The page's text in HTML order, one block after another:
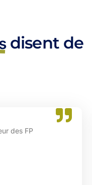
disent de